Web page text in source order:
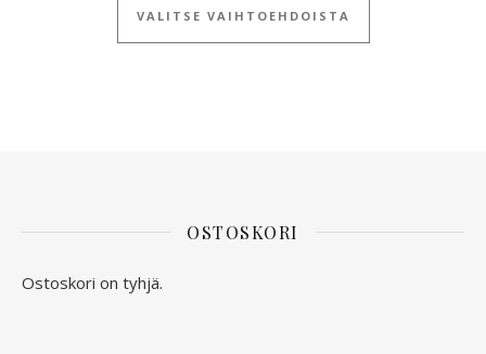
VALITSE VAIHTOEHDOISTA
OSTOSKORI
Ostoskori on tyhjä.